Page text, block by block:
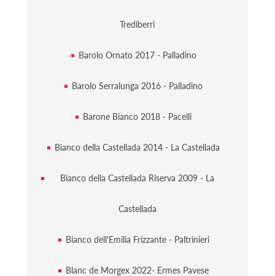
Trediberri
Barolo Ornato 2017 - Palladino
Barolo Serralunga 2016 - Palladino
Barone Bianco 2018 - Pacelli
Bianco della Castellada 2014 - La Castellada
Bianco della Castellada Riserva 2009 - La
Castellada
Bianco dell'Emilia Frizzante - Paltrinieri
Blanc de Morgex 2022- Ermes Pavese